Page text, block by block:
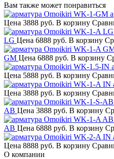
Вам также может понравиться
Цена 3888 руб. В корзину
LG Цена 6888 руб. В корзину
GM Цена 6888 руб. В корзину
Цена 5888 руб. В корзину
Цена 3888 руб. В корзину
AB Цена 3888 руб. В корзину
AB Цена 6888 руб. В корзину
Цена 8888 руб. В корзину
О компании